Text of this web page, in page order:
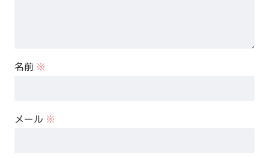
名前 ※
メール ※